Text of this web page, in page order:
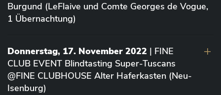
Burgund (LeFlaive und Comte Georges de Vogue,
1 Übernachtung)
Donnerstag, 17. November 2022 | FINE
CLUB EVENT Blindtasting Super-Tuscans
@FINE CLUBHOUSE Alter Haferkasten (Neu-
Isenburg)